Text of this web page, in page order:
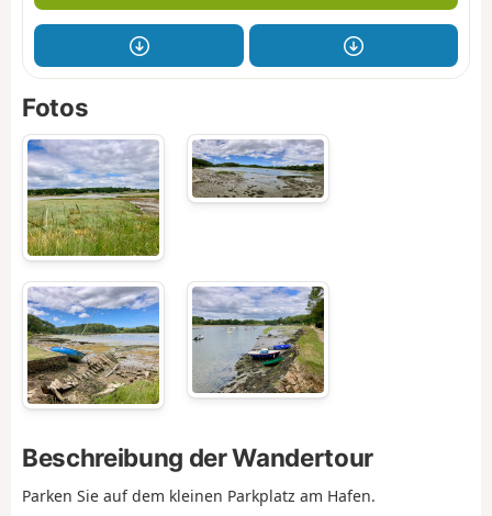
Fotos
Beschreibung der Wandertour
Parken Sie auf dem kleinen Parkplatz am Hafen.